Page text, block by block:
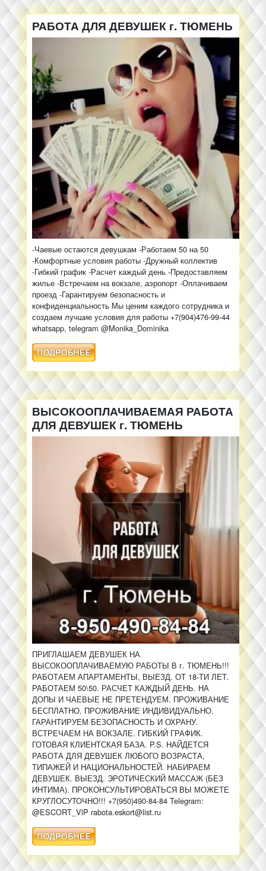
РАБОТА ДЛЯ ДЕВУШЕК г. ТЮМЕНЬ
-Чаевые остаются девушкам -Работаем 50 на 50
-Комфортные условия работы -Дружный коллектив
-Гибкий график -Расчет каждый день -Предоставляем
жилье -Встречаем на вокзале, аэропорт -Оплачиваем
проезд -Гарантируем безопасность и
конфиденциальность Мы ценим каждого сотрудника и
создаем лучшие условия для работы +7(904)476-99-44
whatsapp, telegram @Monika_Dominika
ВЫСОКООПЛАЧИВАЕМАЯ РАБОТА
ДЛЯ ДЕВУШЕК г. ТЮМЕНЬ
ПРИГЛАШАЕМ ДЕВУШЕК НА
ВЫСОКООПЛАЧИВАЕМУЮ РАБОТЫ В г. ТЮМЕНЬ!!!
РАБОТАЕМ АПАРТАМЕНТЫ, ВЫЕЗД. ОТ 18-ТИ ЛЕТ.
РАБОТАЕМ 50\50. РАСЧЕТ КАЖДЫЙ ДЕНЬ. НА
ДОПЫ И ЧАЕВЫЕ НЕ ПРЕТЕНДУЕМ. ПРОЖИВАНИЕ
БЕСПЛАТНО. ПРОЖИВАНИЕ ИНДИВИДУАЛЬНО.
ГАРАНТИРУЕМ БЕЗОПАСНОСТЬ И ОХРАНУ.
ВСТРЕЧАЕМ НА ВОКЗАЛЕ. ГИБКИЙ ГРАФИК.
ГОТОВАЯ КЛИЕНТСКАЯ БАЗА. P.S. НАЙДЕТСЯ
РАБОТА ДЛЯ ДЕВУШЕК ЛЮБОГО ВОЗРАСТА,
ТИПАЖЕЙ И НАЦИОНАЛЬНОСТЕЙ. НАБИРАЕМ
ДЕВУШЕК. ВЫЕЗД. ЭРОТИЧЕСКИЙ МАССАЖ (БЕЗ
ИНТИМА). ПРОКОНСУЛЬТИРОВАТЬСЯ ВЫ МОЖЕТЕ
КРУГЛОСУТОЧНО!!! +7(950)490-84-84 Telegram:
@ESCORT_VlP rabota.eskort@list.ru